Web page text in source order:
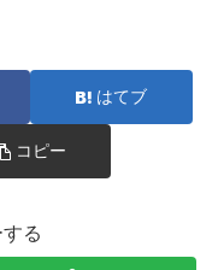
はてブ
コピー
る